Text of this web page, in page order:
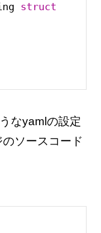
struct
なyamlの設定
ソースコード